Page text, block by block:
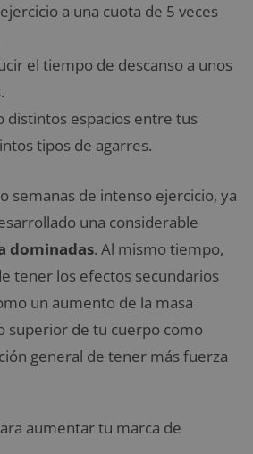
a una cuota de 5 veces
el tiempo de descanso a unos
distintos espacios entre tus
tipos de agarres.
semanas de intenso ejercicio, ya
una considerable
dominadas. Al mismo tiempo,
tener los efectos secundarios
un aumento de la masa
superior de tu cuerpo como
general de tener más fuerza